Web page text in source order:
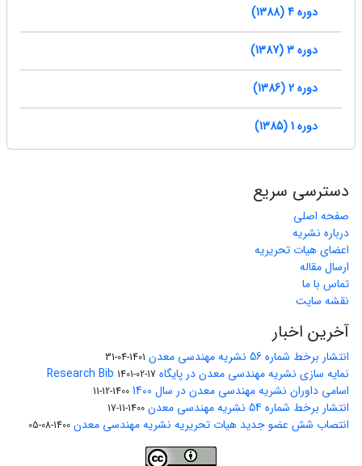
دوره 4 (1388)
دوره 3 (1387)
دوره 2 (1386)
دوره 1 (1385)
دسترسی سریع
صفحه اصلی
درباره نشریه
اعضای هیات تحریریه
ارسال مقاله
تماس با ما
نقشه سایت
آخرین اخبار
انتشار برخط شماره 56 نشریه مهندسی معدن 1401-04-31
نمایه سازی نشریه مهندسی معدن در پایگاه Research Bib 1401-02-17
اسامی داوران نشریه مهندسی معدن در سال 1400 1400-12-11
انتشار برخط شماره 54 نشریه مهندسی معدن 1400-11-17
انتصاب شش عضو جدید هیات تحریریه نشریه مهندسی معدن 1400-08-05